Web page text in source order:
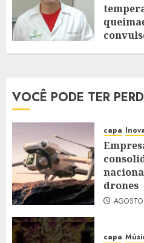
VOCÊ PODE TER
capa
drones
capa